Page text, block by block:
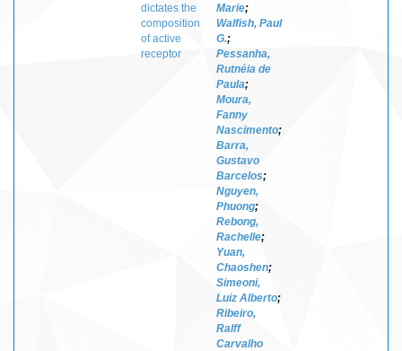
dictates the
composition
of active
receptor
Marie;
Walfish, Paul
G.;
Pessanha,
Rutnéia de
Paula;
Moura,
Fanny
Nascimento;
Barra,
Gustavo
Barcelos;
Nguyen,
Phuong;
Rebong,
Rachelle;
Yuan,
Chaoshen;
Simeoni,
Luiz Alberto;
Ribeiro,
Ralff
Carvalho